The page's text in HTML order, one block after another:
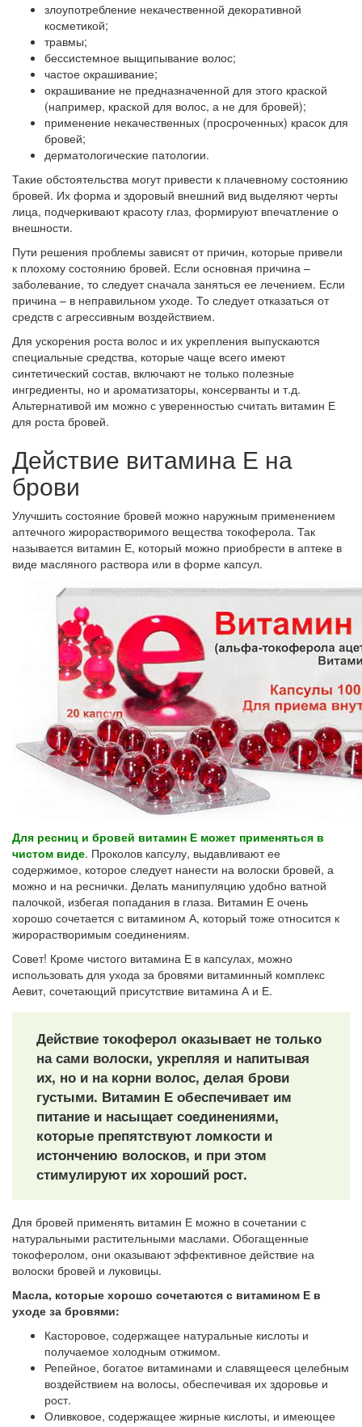
злоупотребление некачественной декоративной
косметикой;
травмы;
бессистемное выщипывание волос;
частое окрашивание;
окрашивание не предназначенной для этого краской
(например, краской для волос, а не для бровей);
применение некачественных (просроченных) красок для
бровей;
дерматологические патологии.
Такие обстоятельства могут привести к плачевному состоянию
бровей. Их форма и здоровый внешний вид выделяют черты
лица, подчеркивают красоту глаз, формируют впечатление о
внешности.
Пути решения проблемы зависят от причин, которые привели
к плохому состоянию бровей. Если основная причина –
заболевание, то следует сначала заняться ее лечением. Если
причина – в неправильном уходе. То следует отказаться от
средств с агрессивным воздействием.
Для ускорения роста волос и их укрепления выпускаются
специальные средства, которые чаще всего имеют
синтетический состав, включают не только полезные
ингредиенты, но и ароматизаторы, консерванты и т.д.
Альтернативой им можно с уверенностью считать витамин Е
для роста бровей.
Действие витамина Е на
брови
Улучшить состояние бровей можно наружным применением
аптечного жирорастворимого вещества токоферола. Так
называется витамин Е, который можно приобрести в аптеке в
виде масляного раствора или в форме капсул.
Для ресниц и бровей витамин Е может применяться в
чистом виде. Проколов капсулу, выдавливают ее
содержимое, которое следует нанести на волоски бровей, а
можно и на реснички. Делать манипуляцию удобно ватной
палочкой, избегая попадания в глаза. Витамин Е очень
хорошо сочетается с витамином А, который тоже относится к
жирорастворимым соединениям.
Совет! Кроме чистого витамина Е в капсулах, можно
использовать для ухода за бровями витаминный комплекс
Аевит, сочетающий присутствие витамина А и Е.
Действие токоферол оказывает не только
на сами волоски, укрепляя и напитывая
их, но и на корни волос, делая брови
густыми. Витамин Е обеспечивает им
питание и насыщает соединениями,
которые препятствуют ломкости и
истончению волосков, и при этом
стимулируют их хороший рост.
Для бровей применять витамин Е можно в сочетании с
натуральными растительными маслами. Обогащенные
токоферолом, они оказывают эффективное действие на
волоски бровей и луковицы.
Масла, которые хорошо сочетаются с витамином Е в
уходе за бровями:
Касторовое, содержащее натуральные кислоты и
получаемое холодным отжимом.
Репейное, богатое витаминами и славящееся целебным
воздействием на волосы, обеспечивая их здоровье и
рост.
Оливковое, содержащее жирные кислоты, и имеющее